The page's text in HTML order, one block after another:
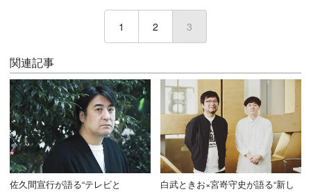
1 2 3
関連記事
佐久間宣行が語る“テレビと
白武ときお×宮嵜守史が語る“新し